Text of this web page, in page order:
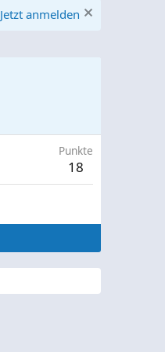
Jetzt anmelden
Punkte
18